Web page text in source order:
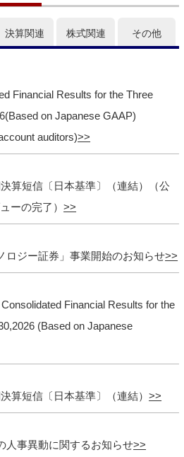
決算関連 株式関連 その他
Financial Results for the Three
on Japanese GAAP)
auditors)
算短信〔日本基準〕（連結）（公
ーの完了）
ロジー証券」事業開始のお知らせ
Financial Results for the
(Based on Japanese
算短信〔日本基準〕（連結）
人事異動に関するお知らせ